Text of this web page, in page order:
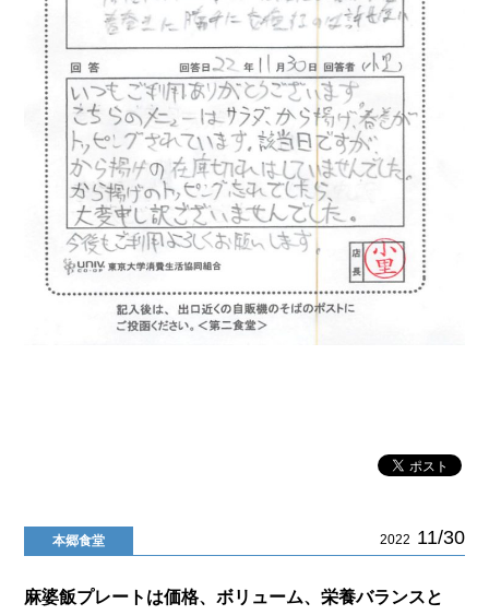
本郷食堂 2022 11/30
麻婆飯プレートは価格、ボリューム、栄養バランスと